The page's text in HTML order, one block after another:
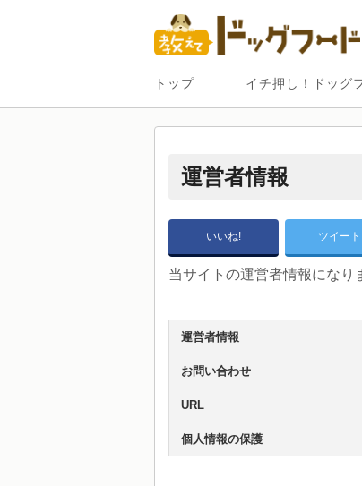
トップ イチ押し！ドッグ
運営者情報
いいね! ツイート
当サイトの運営者情報になり
運営者情報
お問い合わせ
URL
個人情報の保護